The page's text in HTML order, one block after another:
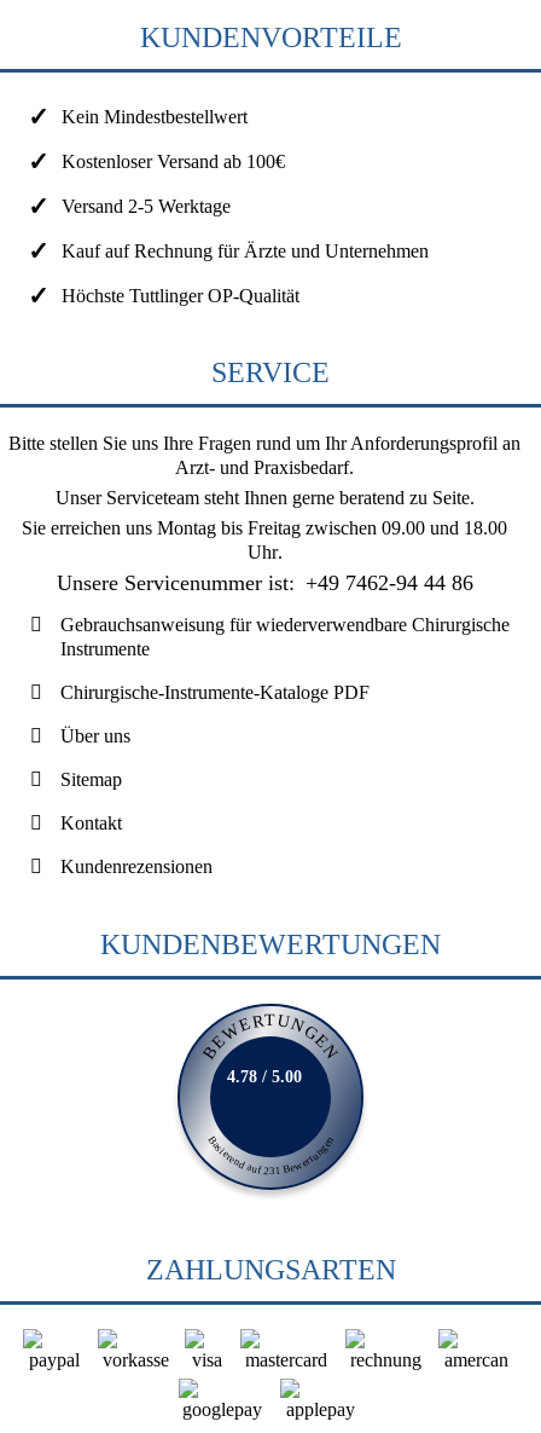
KUNDENVORTEILE
Kein Mindestbestellwert
Kostenloser Versand ab 100€
Versand 2-5 Werktage
Kauf auf Rechnung für Ärzte und Unternehmen
Höchste Tuttlinger OP-Qualität
SERVICE
Bitte stellen Sie uns Ihre Fragen rund um Ihr Anforderungsprofil an
Arzt- und Praxisbedarf.
Unser Serviceteam steht Ihnen gerne beratend zu Seite.
Sie erreichen uns Montag bis Freitag zwischen 09.00 und 18.00
Uhr.
Unsere Servicenummer ist: +49 7462-94 44 86
Gebrauchsanweisung für wiederverwendbare Chirurgische
Instrumente
Chirurgische-Instrumente-Kataloge PDF
Über uns
Sitemap
Kontakt
Kundenrezensionen
KUNDENBEWERTUNGEN
BEWERTUNGEN
Basierend auf 231 Bewertungen
4.78 / 5.00
ZAHLUNGSARTEN